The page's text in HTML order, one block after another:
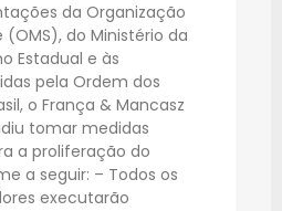
da Organização
(OMS), do Ministério da
Estadual e às
pela Ordem dos
o França & Mancasz
tomar medidas
a proliferação do
a seguir: – Todos os
executarão